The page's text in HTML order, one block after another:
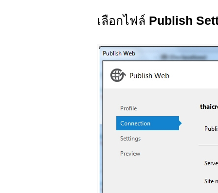
เลือกไฟล์ Publish